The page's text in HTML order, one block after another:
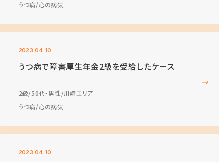
うつ病 心の病気
2023.04.10
うつ病で障害厚生年金2級を受給したケース
2級 50代・男性 川崎エリア
うつ病 心の病気
2023.04.10